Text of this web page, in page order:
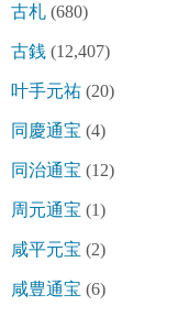
古札 (680)
古銭 (12,407)
叶手元祐 (20)
同慶通宝 (4)
同治通宝 (12)
周元通宝 (1)
咸平元宝 (2)
咸豊通宝 (6)